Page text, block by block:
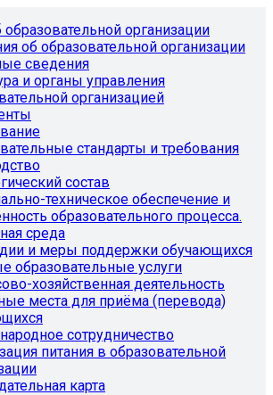
организации
об образовательной организации
сведения
и органы управления
организацией
стандарты и требования
состав
техническое обеспечение и
образовательного процесса.
среда
и меры поддержки обучающихся
образовательные услуги
хозяйственная деятельность
места для приёма (перевода)
сотрудничество
питания в образовательной
карта